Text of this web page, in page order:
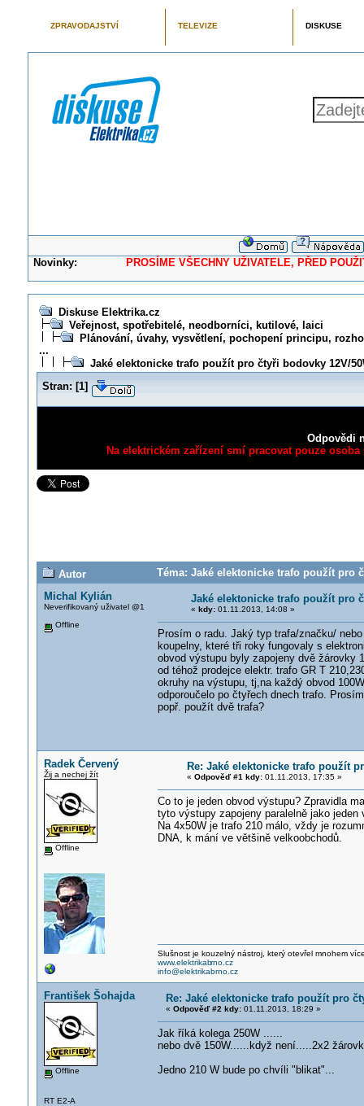
ZPRAVODAJSTVÍ TELEVIZE DISKUSE
Novinky: PROSÍME VŠECHNY UŽIVATELE, PŘED
Diskuse Elektrika.cz
Veřejnost, spotřebitelé, neodborníci, kutilové, laici
Plánování, úvahy, vysvětlení, pochopení principu,
...
Jaké elektonicke trafo použít pro čtyři bodovky 12V/
Stran: [1]
Odpovědi
Na elektrickém zařízení smí pracovat pouze
Autor
Téma: Jaké elektonicke trafo použít pro
Michal Kylián
Neverifikovaný uživatel @1
Offline
Jaké elektonicke trafo použít pro
« kdy:01.11.2013, 14:08 »
Prosím o radu. Jaký typ trafa/značku/
koupelny, které tři roky fungovaly s
obvod výstupu byly zapojeny dvě žárovky
od téhož prodejce elektr. trafo GR T
okruhy na výstupu, tj,na každý obvod
odporoučelo po čtyřech dnech trafo.
popř. použít dvě trafa?
Radek Červený
Žij a nechej žít
Offline
Re: Jaké elektonicke trafo použít
« Odpověď #1 kdy:01.11.2013, 17:35 »
Co to je jeden obvod výstupu? Zpravidla
tyto výstupy zapojeny paralelně jako jeden
Na 4x50W je trafo 210 málo, vždy je
DNA, k mání ve většině velkoobchodů.
Slušnost je kouzelný nástroj, který otevřel mnohem
www.elektrikabrno.cz
info@elektrikabrno.cz
František Šohajda
Offline
RT E2-A
Re: Jaké elektonicke trafo použít pro
« Odpověď #2 kdy:01.11.2013, 18:29 »
Jak říká kolega 250W ......
nebo dvě 150W......když není.....2x2
Jedno 210 W bude po chvíli "blikat"...